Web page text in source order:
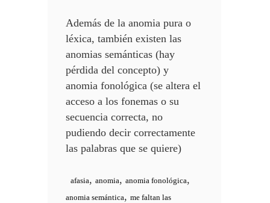
Además de la anomia pura o
léxica, también existen las
anomias semánticas (hay
pérdida del concepto) y
anomia fonológica (se altera el
acceso a los fonemas o su
secuencia correcta, no
pudiendo decir correctamente
las palabras que se quiere)
afasia, anomia, anomia fonológica,
anomia semántica, me faltan las